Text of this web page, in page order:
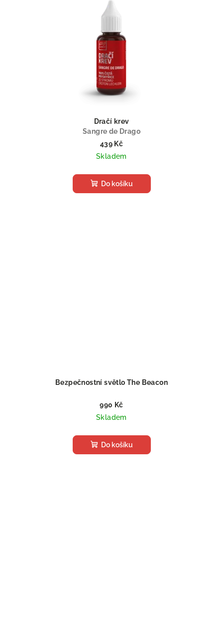
Dračí krev
Sangre de Drago
439 Kč
Skladem
Do košíku
Bezpečnostní světlo The Beacon
990 Kč
Skladem
Do košíku